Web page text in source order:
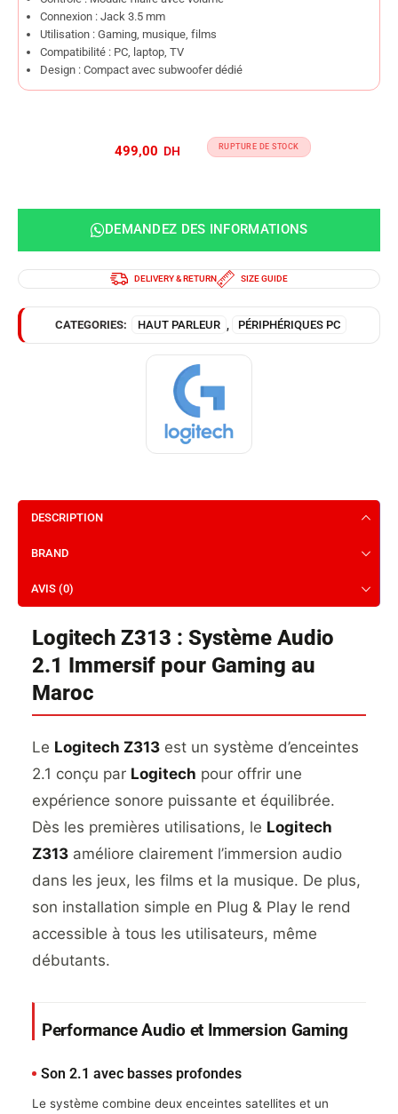
Connexion : Jack 3.5 mm
Utilisation : Gaming, musique, films
Compatibilité : PC, laptop, TV
Design : Compact avec subwoofer dédié
RUPTURE DE STOCK
DEMANDEZ DES INFORMATIONS
DELIVERY & RETURN SIZE GUIDE
CATEGORIES: HAUT PARLEUR PÉRIPHÉRIQUES PC
DESCRIPTION
BRAND
AVIS (0)
Logitech Z313 : Système Audio
2.1 Immersif pour Gaming au
Maroc
Le Logitech Z313 est un système d’enceintes
2.1 conçu par Logitech pour offrir une
expérience sonore puissante et équilibrée.
Dès les premières utilisations, le Logitech
Z313 améliore clairement l’immersion audio
dans les jeux, les films et la musique. De plus,
son installation simple en Plug & Play le rend
accessible à tous les utilisateurs, même
débutants.
Performance Audio et Immersion Gaming
Son 2.1 avec basses profondes
Le système combine deux enceintes satellites et un